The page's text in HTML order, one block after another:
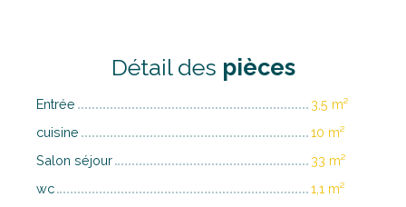
Détail des pièces
Entrée
3,5 m²
cuisine
10 m²
Salon séjour
33 m²
wc
1,1 m²